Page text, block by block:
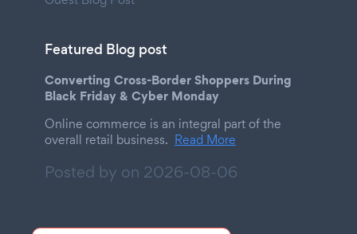
Featured Blog post
Converting Cross-Border Shoppers During
Black Friday & Cyber Monday
Online commerce is an integral part of the
overall retail business. Read More
Posted by on 2026-08-06